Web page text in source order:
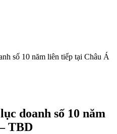
số 10 năm liên tiếp tại Châu Á
doanh số 10 năm
TBD